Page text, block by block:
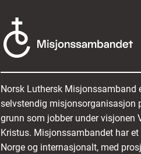
Norsk Luthersk Misjonssamband
selvstendig misjonsorganisasjon
grunn som jobber under visjonen
Kristus. Misjonssambandet har
Norge og internasjonalt, med